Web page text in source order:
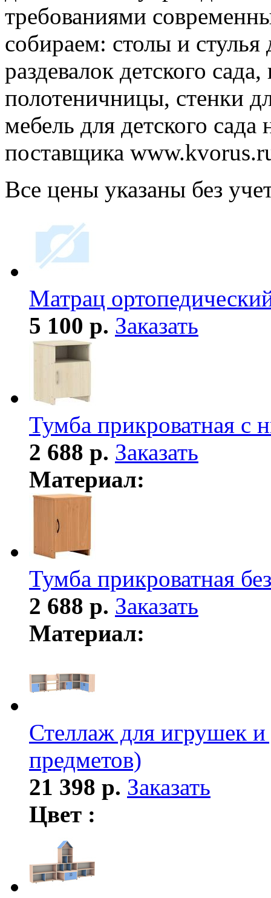
требованиями
собираем: столы и
раздевалок детского
полотеничницы, стенки
мебель для детского
поставщика
Все цены указаны без
Матрац
5 100 р. Заказать
Тумба прикроватная с
2 688 р. Заказать
Материал:
Тумба прикроватная
2 688 р. Заказать
Материал:
Стеллаж для игрушек и
предметов)
21 398 р. Заказать
Цвет :